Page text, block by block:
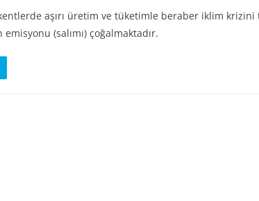
aşırı üretim ve tüketimle beraber iklim krizini
emisyonu (salımı) çoğalmaktadır.